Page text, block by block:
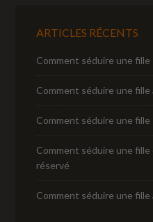
ARTICLES RÉCENTS
Comment séduire une
Comment séduire une
Comment séduire une
Comment séduire une
réservé
Comment séduire une